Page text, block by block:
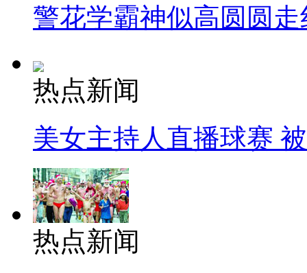
警花学霸神似高圆圆走
热点新闻
美女主持人直播球赛
热点新闻